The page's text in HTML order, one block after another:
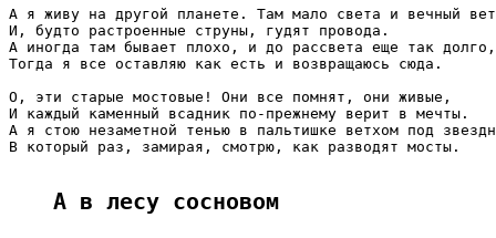
А я живу на другой планете. Там мало света и вечный
И, будто растроенные струны, гудят провода.
А иногда там бывает плохо, и до рассвета еще так долго,
Тогда я все оставляю как есть и возвращаюсь сюда.
О, эти старые мостовые! Они все помнят, они живые,
И каждый каменный всадник по-прежнему верит в мечты.
А я стою незаметной тенью в пальтишке ветхом под
В который раз, замирая, смотрю, как разводят мосты.
А в лесу сосновом